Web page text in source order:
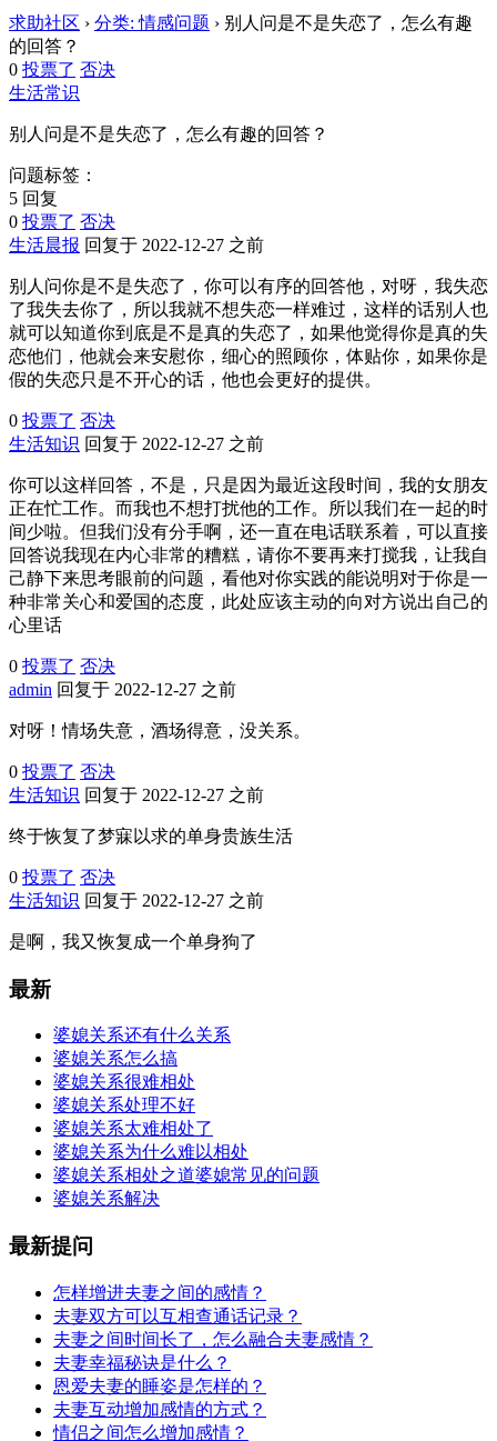
求助社区 › 分类: 情感问题 › 别人问是不是失恋了，怎么有趣
的回答？
0 投票了 否决
生活常识
别人问是不是失恋了，怎么有趣的回答？
问题标签：
5 回复
0 投票了 否决
生活晨报 回复于 2022-12-27 之前
别人问你是不是失恋了，你可以有序的回答他，对呀，我失恋
了我失去你了，所以我就不想失恋一样难过，这样的话别人也
就可以知道你到底是不是真的失恋了，如果他觉得你是真的失
恋他们，他就会来安慰你，细心的照顾你，体贴你，如果你是
假的失恋只是不开心的话，他也会更好的提供。
0 投票了 否决
生活知识 回复于 2022-12-27 之前
你可以这样回答，不是，只是因为最近这段时间，我的女朋友
正在忙工作。而我也不想打扰他的工作。所以我们在一起的时
间少啦。但我们没有分手啊，还一直在电话联系着，可以直接
回答说我现在内心非常的糟糕，请你不要再来打搅我，让我自
己静下来思考眼前的问题，看他对你实践的能说明对于你是一
种非常关心和爱国的态度，此处应该主动的向对方说出自己的
心里话
0 投票了 否决
admin 回复于 2022-12-27 之前
对呀！情场失意，酒场得意，没关系。
0 投票了 否决
生活知识 回复于 2022-12-27 之前
终于恢复了梦寐以求的单身贵族生活
0 投票了 否决
生活知识 回复于 2022-12-27 之前
是啊，我又恢复成一个单身狗了
最新
婆媳关系还有什么关系
婆媳关系怎么搞
婆媳关系很难相处
婆媳关系处理不好
婆媳关系太难相处了
婆媳关系为什么难以相处
婆媳关系相处之道婆媳常见的问题
婆媳关系解决
最新提问
怎样增进夫妻之间的感情？
夫妻双方可以互相查通话记录？
夫妻之间时间长了，怎么融合夫妻感情？
夫妻幸福秘诀是什么？
恩爱夫妻的睡姿是怎样的？
夫妻互动增加感情的方式？
情侣之间怎么增加感情？